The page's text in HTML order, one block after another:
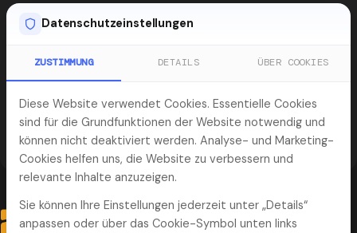
E-Commerce-Impulse, KI-Trends und
Ihre E-Mail-Adresse
Newsletter abonnieren
Datenschutzeinstellungen
ZUSTIMMUNG DETAILS ÜBER COOKIES
Diese Website verwendet Cookies. Essentielle Cookies
sind für die Grundfunktionen der Website notwendig und
können nicht deaktiviert werden. Analyse- und Marketing-
Cookies helfen uns, die Website zu verbessern und
relevante Inhalte anzuzeigen.
Sie können Ihre Einstellungen jederzeit unter „Details“
anpassen oder über das Cookie-Symbol unten links